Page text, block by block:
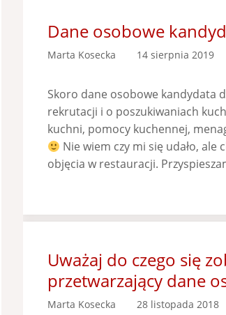
Dane osobowe
Marta Kosecka 14 sierpnia 2019
Skoro dane osobowe kandydata
rekrutacji i o poszukiwaniach
kuchni, pomocy kuchennej,
Nie wiem czy mi się udało, ale
objęcia w restauracji.
Uważaj do czego się
przetwarzający dane
Marta Kosecka 28 listopada 2018